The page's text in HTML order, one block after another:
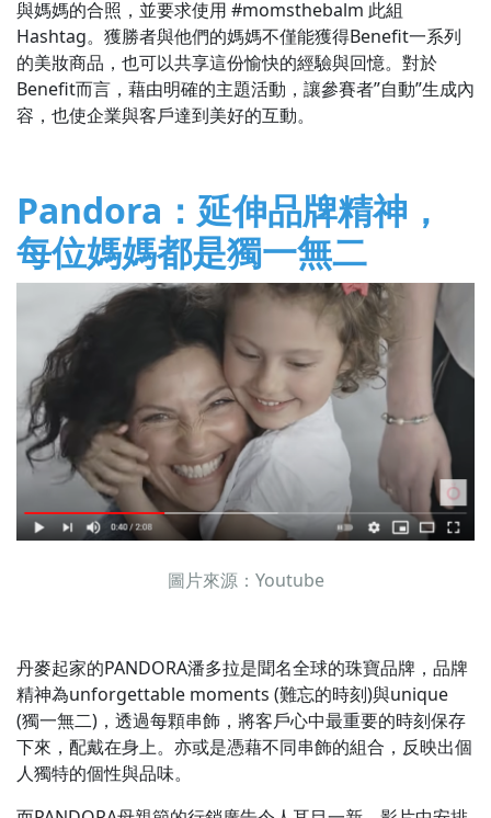
與媽媽的合照，並要求使用 #momsthebalm 此組
Hashtag。獲勝者與他們的媽媽不僅能獲得Benefit一系列
的美妝商品，也可以共享這份愉快的經驗與回憶。對於
Benefit而言，藉由明確的主題活動，讓參賽者”自動”生成內
容，也使企業與客戶達到美好的互動。
Pandora：延伸品牌精神，
每位媽媽都是獨一無二
圖片來源：Youtube
丹麥起家的PANDORA潘多拉是聞名全球的珠寶品牌，品牌
精神為unforgettable moments (難忘的時刻)與unique
(獨一無二)，透過每顆串飾，將客戶心中最重要的時刻保存
下來，配戴在身上。亦或是憑藉不同串飾的組合，反映出個
人獨特的個性與品味。